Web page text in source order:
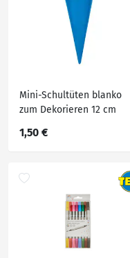
Mini-Schultüten blanko
zum Dekorieren 12 cm
1,50 €